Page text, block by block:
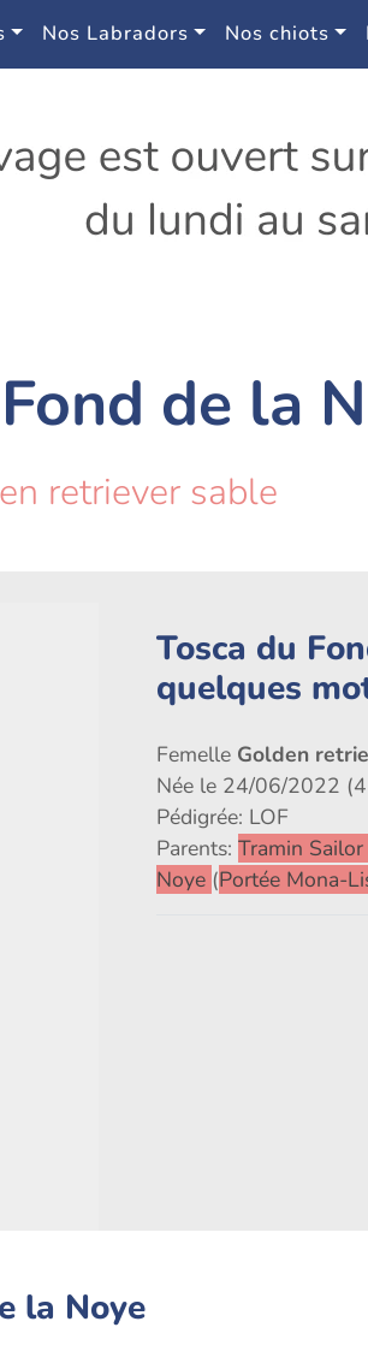
Nos Labradors Nos chiots
de la
retriever sable
Tosca du
quelques
Femelle Golden
Née le 24/06/2022
Pédigrée: LOF
Parents: Tramin Sailor
Noye (Portée Mona-
la Noye